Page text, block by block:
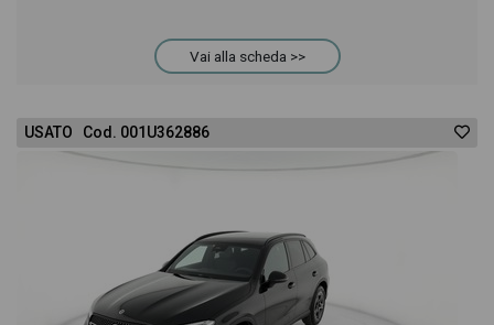
Vai alla scheda >>
USATO Cod. 001U362886